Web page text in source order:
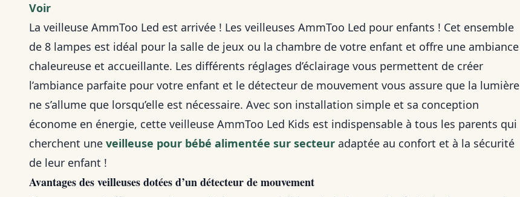
Voir
La veilleuse AmmToo Led est arrivée ! Les veilleuses AmmToo Led pour enfants ! Cet ensemble
de 8 lampes est idéal pour la salle de jeux ou la chambre de votre enfant et offre une ambiance
chaleureuse et accueillante. Les différents réglages d’éclairage vous permettent de créer
l’ambiance parfaite pour votre enfant et le détecteur de mouvement vous assure que la lumière
ne s’allume que lorsqu’elle est nécessaire. Avec son installation simple et sa conception
économe en énergie, cette veilleuse AmmToo Led Kids est indispensable à tous les parents qui
cherchent une veilleuse pour bébé alimentée sur secteur adaptée au confort et à la sécurité
de leur enfant !
Avantages des veilleuses dotées d’un détecteur de mouvement